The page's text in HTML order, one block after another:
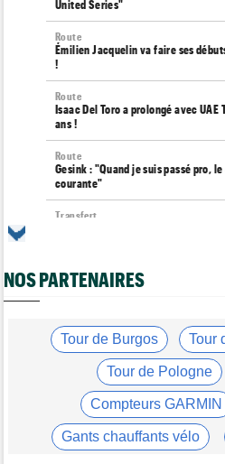
United Series"
Route
Émilien Jacquelin va faire ses
!
Route
Isaac Del Toro a prolongé avec UAE
ans !
Route
Gesink : "Quand je suis passé pro,
courante"
Transfert
Transfert
Lotto-Intermarché fait passer pro
Kasia Niewiadoma : "C'est
Tour de Burgos
Matthew Brennan : "Je me suis
Tour de Burgos
Matthew Brennan a remporté la 4e
NOS PARTENAIRES
Tour de Burgos Tour
Tour de Pologne
Compteurs GARMIN
Gants chauffants vélo